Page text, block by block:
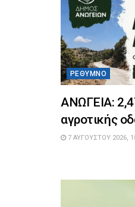
ΡΈΘΥΜΝΟ
ΑΝΩΓΕΙΑ:
αγροτικής
7 ΑΥΓΟΎΣΤΟΥ 2026,